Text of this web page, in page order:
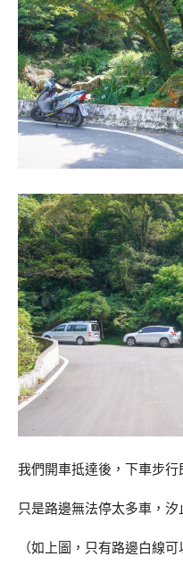
我們開車抵達後，下車步行
只是路邊無法停太多車，
（如上圖，只有路邊白線可